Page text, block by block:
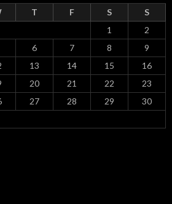
T F S
S
1
2
6 7 8
9
13 14 15
16
20 21 22
23
27 28 29
30